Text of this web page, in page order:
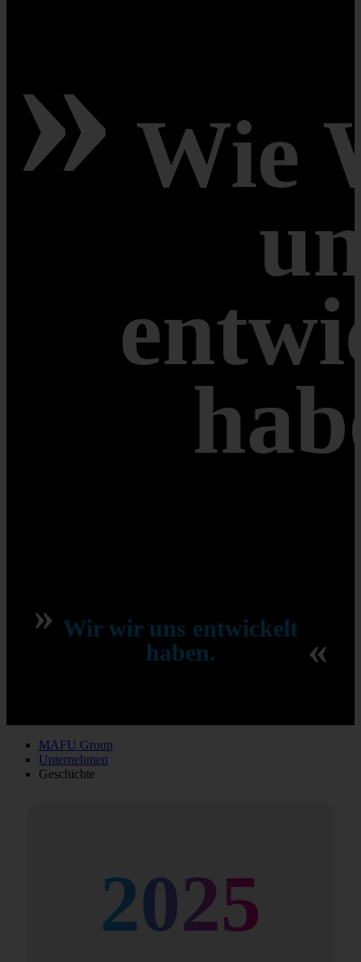
Sonstige
Alle weiteren Arten, die nicht von anderen Kategorien umfasst
Drittanbieterdienste wie die Einbindung von Google-Maps zur
Auswahl
» Wie
» Wir wir uns entwickelt
haben.
«
MAFU Group
Unternehmen
Geschichte
2025